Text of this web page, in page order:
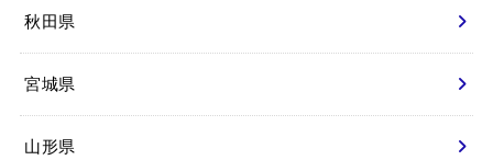
秋田県
宮城県
山形県